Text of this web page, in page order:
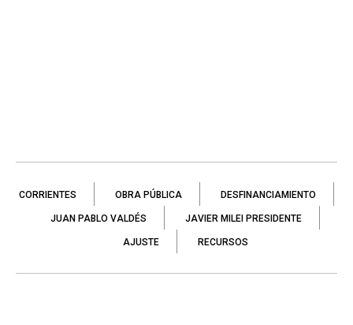
CORRIENTES OBRA PÚBLICA DESFINANCIAMIENTO
JUAN PABLO VALDÉS JAVIER MILEI PRESIDENTE
AJUSTE RECURSOS